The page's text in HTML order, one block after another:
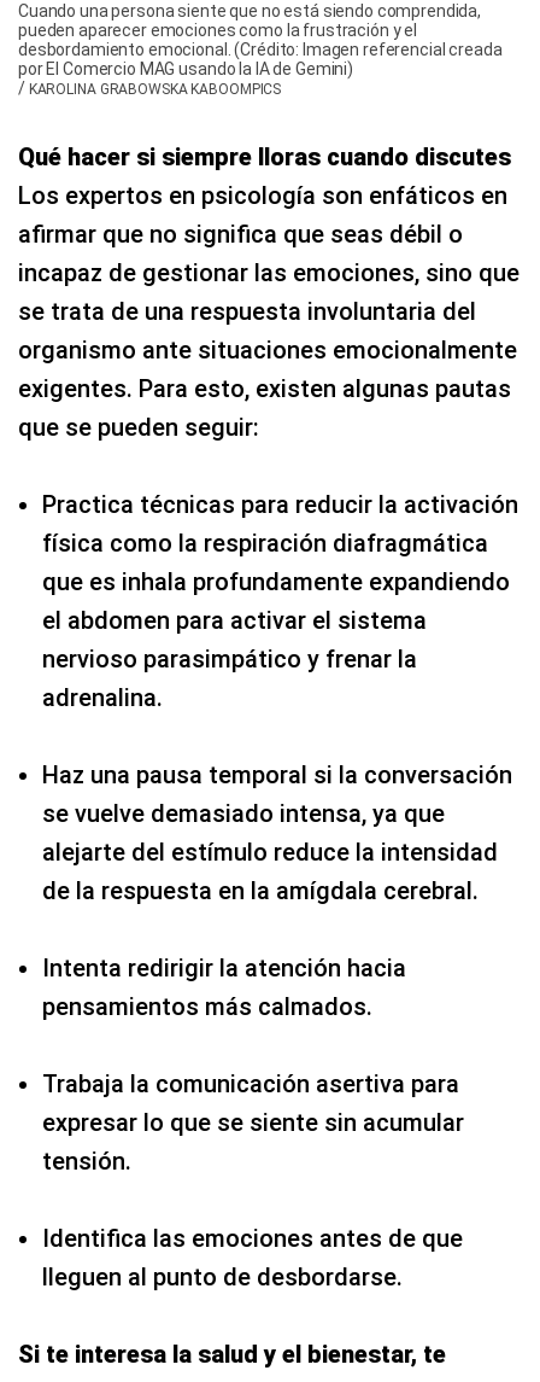
Cuando una persona siente que no está siendo comprendida,
pueden aparecer emociones como la frustración y el
desbordamiento emocional. (Crédito: Imagen referencial creada
por El Comercio MAG usando la IA de Gemini)
/ KAROLINA GRABOWSKA KABOOMPICS
Qué hacer si siempre lloras cuando discutes
Los expertos en psicología son enfáticos en
afirmar que no significa que seas débil o
incapaz de gestionar las emociones, sino que
se trata de una respuesta involuntaria del
organismo ante situaciones emocionalmente
exigentes. Para esto, existen algunas pautas
que se pueden seguir:
Practica técnicas para reducir la activación
física como la respiración diafragmática
que es inhala profundamente expandiendo
el abdomen para activar el sistema
nervioso parasimpático y frenar la
adrenalina.
Haz una pausa temporal si la conversación
se vuelve demasiado intensa, ya que
alejarte del estímulo reduce la intensidad
de la respuesta en la amígdala cerebral.
Intenta redirigir la atención hacia
pensamientos más calmados.
Trabaja la comunicación asertiva para
expresar lo que se siente sin acumular
tensión.
Identifica las emociones antes de que
lleguen al punto de desbordarse.
Si te interesa la salud y el bienestar, te